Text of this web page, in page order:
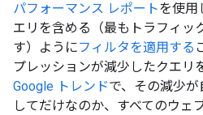
パフォーマンス レポートを使用
エリを含める（最もトラフィッ
す）ようにフィルタを適用する
プレッションが減少したクエリ
Google トレンドで、その減少
してだけなのか、すべてのウェ